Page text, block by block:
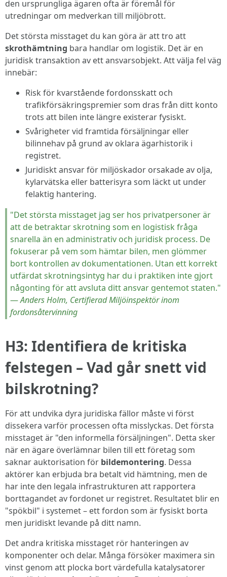
den ursprungliga ägaren ofta är föremål för
utredningar om medverkan till miljöbrott.
Det största misstaget du kan göra är att tro att
skrothämtning bara handlar om logistik. Det är en
juridisk transaktion av ett ansvarsobjekt. Att välja fel väg
innebär:
Risk för kvarstående fordonsskatt och
trafikförsäkringspremier som dras från ditt konto
trots att bilen inte längre existerar fysiskt.
Svårigheter vid framtida försäljningar eller
bilinnehav på grund av oklara ägarhistorik i
registret.
Juridiskt ansvar för miljöskador orsakade av olja,
kylarvätska eller batterisyra som läckt ut under
felaktig hantering.
"Det största misstaget jag ser hos privatpersoner är
att de betraktar skrotning som en logistisk fråga
snarella än en administrativ och juridisk process. De
fokuserar på vem som hämtar bilen, men glömmer
bort kontrollen av dokumentationen. Utan ett korrekt
utfärdat skrotningsintyg har du i praktiken inte gjort
någonting för att avsluta ditt ansvar gentemot staten."
—Anders Holm, Certifierad Miljöinspektör inom
fordonsåtervinning
H3: Identifiera de kritiska
felstegen – Vad går snett vid
bilskrotning?
För att undvika dyra juridiska fällor måste vi först
dissekera varför processen ofta misslyckas. Det första
misstaget är "den informella försäljningen". Detta sker
när en ägare överlämnar bilen till ett företag som
saknar auktorisation för bildemontering. Dessa
aktörer kan erbjuda bra betalt vid hämtning, men de
har inte den legala infrastrukturen att rapportera
borttagandet av fordonet ur registret. Resultatet blir en
"spökbil" i systemet – ett fordon som är fysiskt borta
men juridiskt levande på ditt namn.
Det andra kritiska misstaget rör hanteringen av
komponenter och delar. Många försöker maximera sin
vinst genom att plocka bort värdefulla katalysatorer